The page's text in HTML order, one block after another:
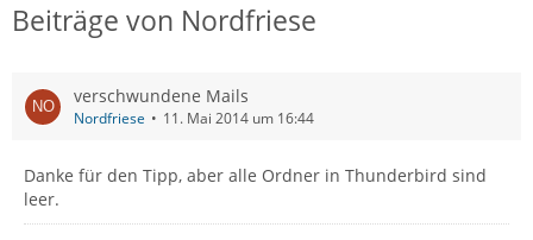
Beiträge von Nordfriese
verschwundene Mails
Nordfriese 11. Mai 2014 um 16:44
Danke für den Tipp, aber alle Ordner in Thunderbird sind
leer.